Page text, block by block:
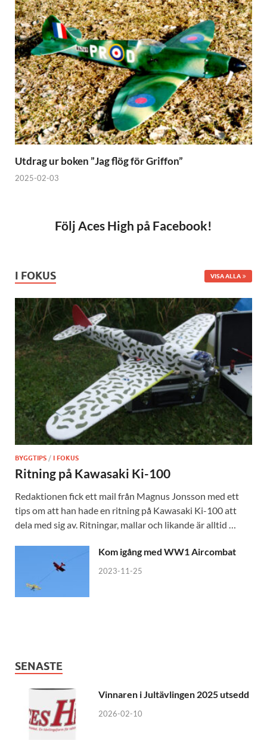
Utdrag ur boken ”Jag flög för Griffon”
2025-02-03
Följ Aces High på Facebook!
I FOKUS VISA ALLA
BYGGTIPS / I FOKUS
Ritning på Kawasaki Ki-100
Redaktionen fick ett mail från Magnus Jonsson med ett
tips om att han hade en ritning på Kawasaki Ki-100 att
dela med sig av. Ritningar, mallar och likande är alltid …
Kom igång med WW1 Aircombat
2023-11-25
SENASTE
Vinnaren i Jultävlingen 2025 utsedd
2026-02-10